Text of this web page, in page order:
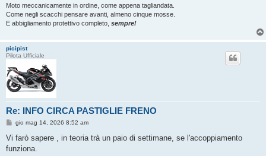
Moto meccanicamente in ordine, come appena tagliandata.
Come negli scacchi pensare avanti, almeno cinque mosse.
E abbigliamento protettivo completo, sempre!
picipist
Pilota Ufficiale
Re: INFO CIRCA PASTIGLIE FRENO
M
s
a
gio mag 14, 2026 8:52 am
Vi farò sapere , in teoria trà un paio di settimane, se l'accoppiamento
funziona.